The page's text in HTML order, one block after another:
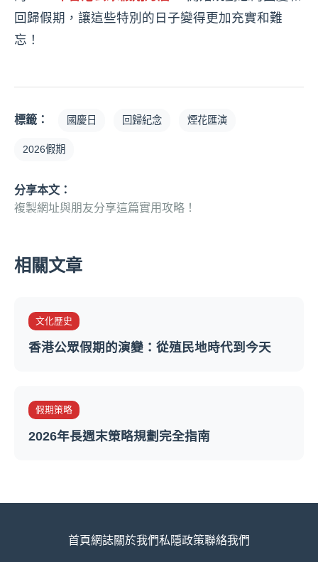
回歸假期，讓這些特別的日子變得更加充實和難
忘！
標籤： 國慶日 回歸紀念 煙花匯演
2026假期
分享本文：
複製網址與朋友分享這篇實用攻略！
相關文章
文化歷史
香港公眾假期的演變：從殖民地時代到今天
假期策略
2026年長週末策略規劃完全指南
首頁網誌關於我們私隱政策聯絡我們